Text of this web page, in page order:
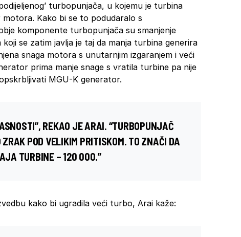
turbopunjača, u kojemu je turbina
Kako bi se to podudaralo s
komponente turbopunjača su smanjenje
se zatim javlja je taj da manja turbina generira
snaga motora s unutarnjim izgaranjem i veći
prima manje snage s vratila turbine pa nije
MGU-K generator.
REKAO JE ARAI. “TURBOPUNJAČ
POD VELIKIM PRITISKOM. TO ZNAČI DA
TURBINE – 120 000.”
kako bi ugradila veći turbo, Arai kaže: